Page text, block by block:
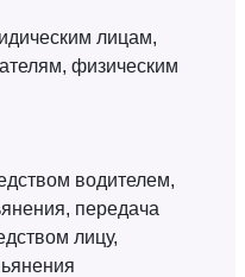
лицам,
физическим
водителем,
передача
лицу,